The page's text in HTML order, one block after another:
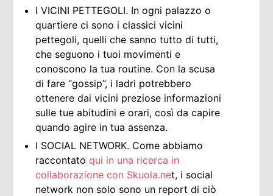
I VICINI PETTEGOLI. In ogni palazzo o
quartiere ci sono i classici vicini
pettegoli, quelli che sanno tutto di tutti,
che seguono i tuoi movimenti e
conoscono la tua routine. Con la scusa
di fare “gossip”, i ladri potrebbero
ottenere dai vicini preziose informazioni
sulle tue abitudini e orari, così da capire
quando agire in tua assenza.
I SOCIAL NETWORK. Come abbiamo
raccontatoqui in una ricerca in
collaborazione con Skuola.net, i social
network non solo sono un report di ciò